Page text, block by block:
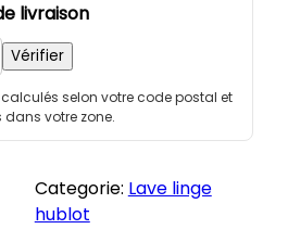
livraison
Vérifier
selon votre code postal et
votre zone.
Categorie: Lave linge
hublot